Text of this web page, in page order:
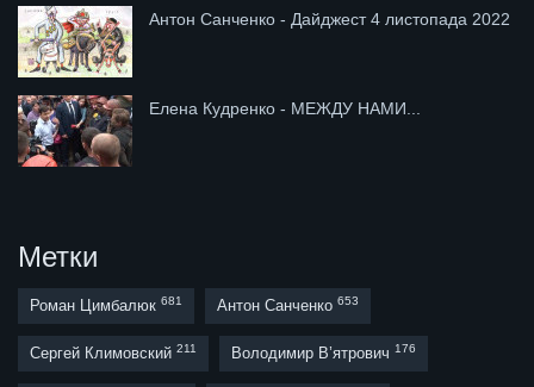
Антон Санченко - Дайджест 4 листопада 2022
Елена Кудренко - МЕЖДУ НАМИ...
Метки
Роман Цимбалюк 681 Антон Санченко 653
Сергей Климовский 211 Володимир В’ятрович 176